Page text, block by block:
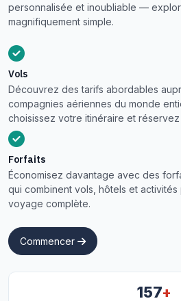
personnalisée et inoubliable —
magnifiquement simple.
Vols
Découvrez des tarifs abordables
compagnies aériennes du monde
choisissez votre itinéraire et réservez
Forfaits
Économisez davantage avec des
qui combinent vols, hôtels et
voyage complète.
Commencer
157+